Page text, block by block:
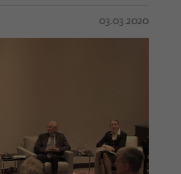
03.03.2020